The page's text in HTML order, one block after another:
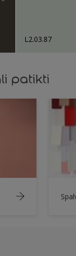
L2.03.87
patikti